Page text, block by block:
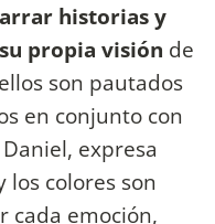
historias y
propia visión de
son pautados
en conjunto con
expresa
los colores son
cada emoción,